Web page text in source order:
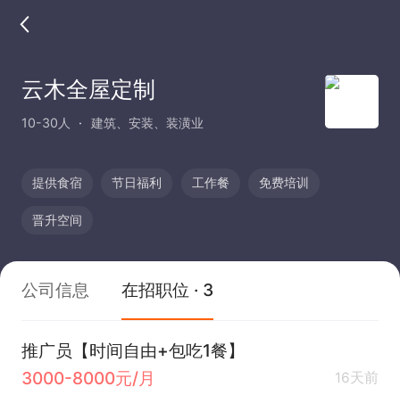
云木全屋定制
10-30人 建筑、安装、装潢业
提供食宿 节日福利 工作餐 免费培训
晋升空间
公司信息 在招职位 · 3
推广员【时间自由+包吃1餐】
3000-8000元/月
16天前